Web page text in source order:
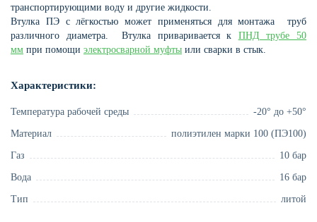
транспортирующими воду и другие жидкости.
Втулка ПЭ с лёгкостью может применяться для монтажа труб
различного диаметра. Втулка приваривается к ПНД трубе 50
мм при помощи электросварной муфты или сварки в стык.
Характеристики:
Температура рабочей среды -20° до +50°
Материал полиэтилен марки 100 (ПЭ100)
Газ 10 бар
Вода 16 бар
Тип литой